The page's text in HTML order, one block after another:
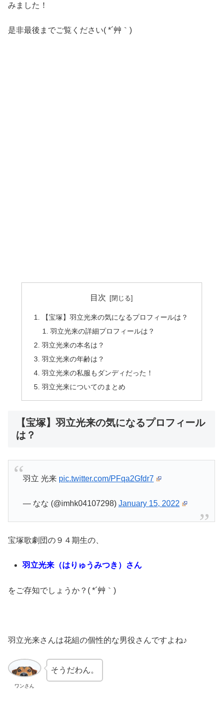
みました！
是非最後までご覧ください( *´艸｀)
目次
【宝塚】羽立光来の気になるプロフィールは？
羽立光来の詳細プロフィールは？
羽立光来の本名は？
羽立光来の年齢は？
羽立光来の私服もダンディだった！
羽立光来についてのまとめ
【宝塚】羽立光来の気になるプロフィール
は？
羽立 光来 pic.twitter.com/PFqa2Gfdr7
— なな (@imhk04107298) January 15, 2022
宝塚歌劇団の９４期生の、
羽立光来（はりゅうみつき）さん
をご存知でしょうか？( *´艸｀)
羽立光来さんは花組の個性的な男役さんですよね♪
ワンさん
そうだわん。